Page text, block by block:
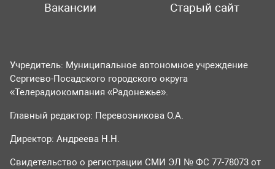
Вакансии
Старый сайт
Учредитель: Муниципальное автономное учреждение
Сергиево-Посадского городского округа
«Телерадиокомпания «Радонежье».
Главный редактор: Перевозникова О.А.
Директор: Андреева Н.Н.
Свидетельство о регистрации СМИ ЭЛ № ФС 77-78073 от